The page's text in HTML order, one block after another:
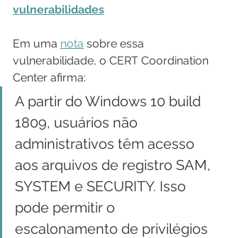
vulnerabilidades
Em uma nota sobre essa
vulnerabilidade, o CERT Coordination
Center afirma:
A partir do Windows 10 build
1809, usuários não
administrativos têm acesso
aos arquivos de registro SAM,
SYSTEM e SECURITY. Isso
pode permitir o
escalonamento de privilégios